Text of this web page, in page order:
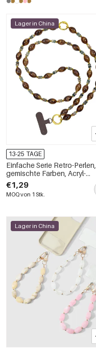
Lager in China
13-25 TAGE
Einfache Serie Retro-Perlen,
gemischte Farben, Acryl-
Handykette
€1,29
MOQ von 1 Stk.
Lager in China